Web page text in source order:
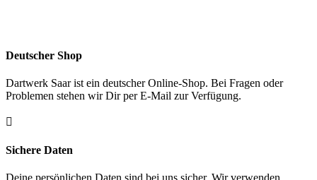
Deutscher Shop
Dartwerk Saar ist ein deutscher Online-Shop. Bei Fragen oder
Problemen stehen wir Dir per E-Mail zur Verfügung.

Sichere Daten